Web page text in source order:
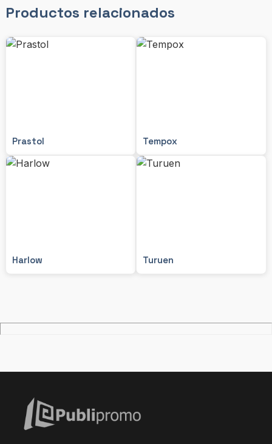
Productos relacionados
Prastol Tempox
Harlow Turuen